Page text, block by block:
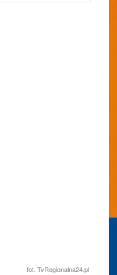
fot. TvRegionalna24.pl